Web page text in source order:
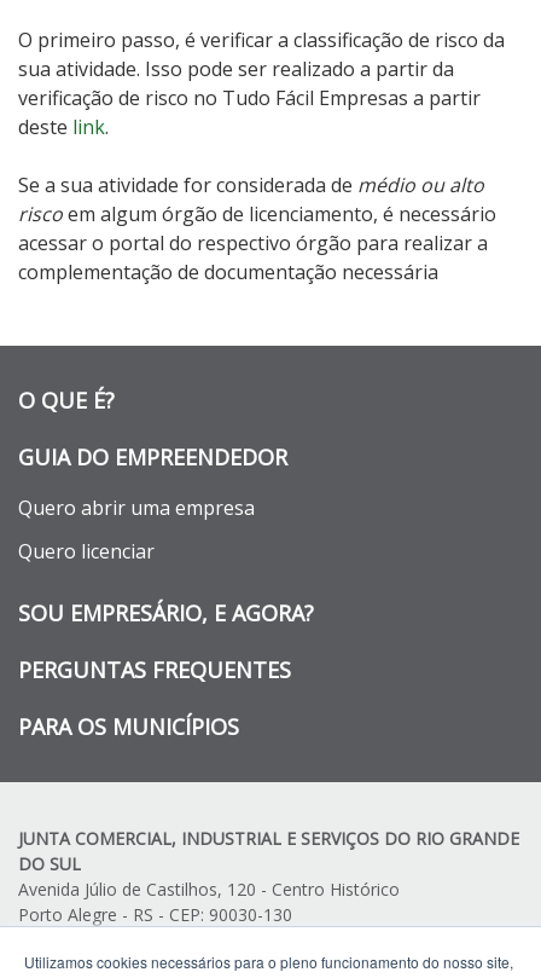
O primeiro passo, é verificar a classificação de risco da
sua atividade. Isso pode ser realizado a partir da
verificação de risco no Tudo Fácil Empresas a partir
deste link.
Se a sua atividade for considerada de médio ou alto
riscoem algum órgão de licenciamento, é necessário
acessar o portal do respectivo órgão para realizar a
complementação de documentação necessária
O QUE É?
GUIA DO EMPREENDEDOR
Quero abrir uma empresa
Quero licenciar
SOU EMPRESÁRIO, E AGORA?
PERGUNTAS FREQUENTES
PARA OS MUNICÍPIOS
JUNTA COMERCIAL, INDUSTRIAL E SERVIÇOS DO RIO GRANDE
DO SUL
Avenida Júlio de Castilhos, 120 - Centro Histórico
Porto Alegre - RS - CEP: 90030-130
Telefone:(51) 3216.7502
Utilizamos cookies necessários para o pleno funcionamento do nosso site,